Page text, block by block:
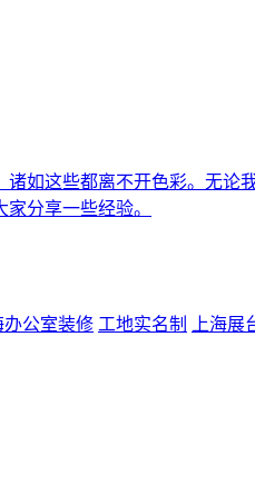
如这些都离不开色彩。无论
分享一些经验。
办公室装修 工地实名制 上海展